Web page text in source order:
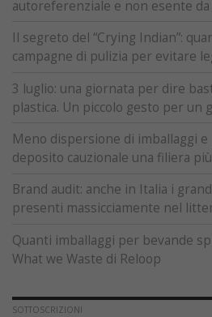
autoreferenziale e non esente
Il segreto del “Crying Indian”:
campagne di pulizia per evitare
3 luglio: una giornata per dire
plastica. Un piccolo gesto per un
Meno dispersione di imballaggi e
deposito cauzionale una filiera
Brand audit: anche in Italia i
presenti massicciamente nel
Quanti imballaggi per bevande
What we Waste di Reloop
SOTTOSCRIZIONI